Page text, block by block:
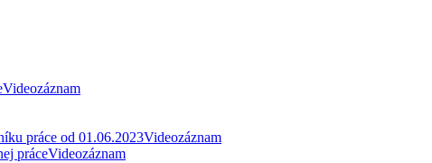
Videozáznam
práce od 01.06.2023Videozáznam
práceVideozáznam